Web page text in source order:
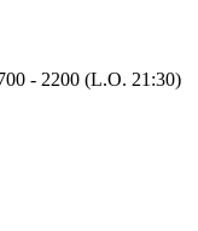
- 2200 (L.O. 21:30)